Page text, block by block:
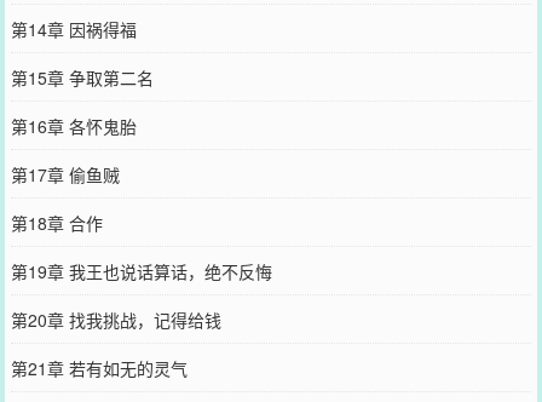
第14章 因祸得福
第15章 争取第二名
第16章 各怀鬼胎
第17章 偷鱼贼
第18章 合作
第19章 我王也说话算话，绝不反悔
第20章 找我挑战，记得给钱
第21章 若有如无的灵气